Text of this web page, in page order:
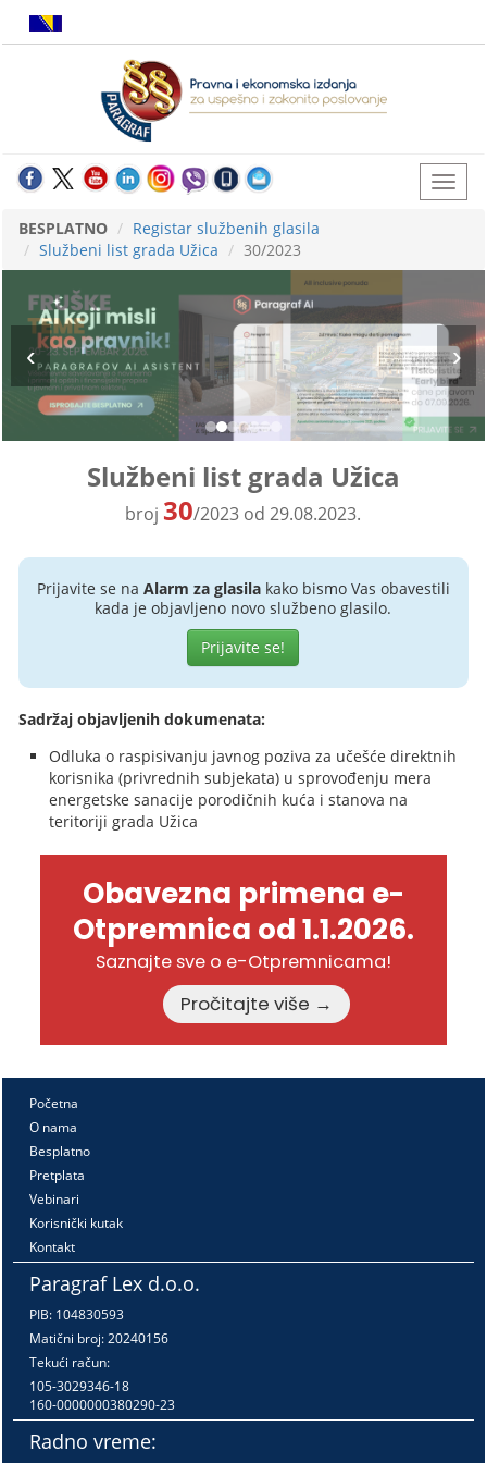
BESPLATNO
Registar službenih glasila
Službeni list grada Užica
30/2023
Službeni list grada Užica
broj 30/2023 od 29.08.2023.
Prijavite se na Alarm za glasilakako bismo Vas obavestili
kada je objavljeno novo službeno glasilo.
Prijavite se!
Sadržaj objavljenih dokumenata:
Odluka o raspisivanju javnog poziva za učešće direktnih
korisnika (privrednih subjekata) u sprovođenju mera
energetske sanacije porodičnih kuća i stanova na
teritoriji grada Užica
Obavezna primena e-
Otpremnica od 1.1.2026.
Saznajte sve o e-Otpremnicama!
Pročitajte više →
Početna
O nama
Besplatno
Pretplata
Vebinari
Korisnički kutak
Kontakt
Paragraf Lex d.o.o.
PIB: 104830593
Matični broj: 20240156
Tekući račun:
105-3029346-18
160-0000000380290-23
Radno vreme: